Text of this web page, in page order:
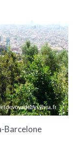
Barcelone